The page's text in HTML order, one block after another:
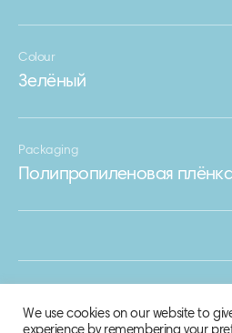
Colour
Зелёный
Packaging
Полипропиленовая
We use cookies on our website to